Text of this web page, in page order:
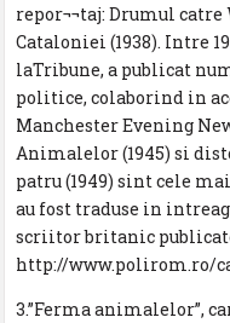
repor¬¬taj: Drumul catre
Cataloniei (1938). Intre
laTribune, a publicat
politice, colaborind in
Manchester Evening
Animalelor (1945) si
patru (1949) sint cele
au fost traduse in
scriitor britanic
http://www.polirom.ro/
3.”Ferma animalelor”,